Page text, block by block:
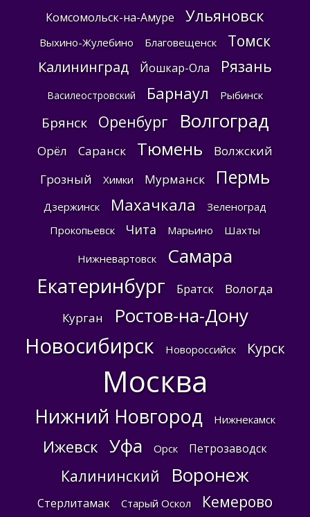
Комсомольск-на-Амуре Ульяновск
Выхино-Жулебино Благовещенск Томск
Калининград Йошкар-Ола Рязань
Василеостровский Барнаул Рыбинск
Брянск Оренбург Волгоград
Орёл Саранск Тюмень
Волжский
Грозный
Химки Мурманск Пермь
Дзержинск Махачкала
Зеленоград
Прокопьевск
Чита Марьино Шахты
Нижневартовск Самара
Екатеринбург Братск
Вологда
Курган
Ростов-на-Дону
Новосибирск Новороссийск Курск
Москва
Нижний Новгород Нижнекамск
Ижевск Уфа Орск Петрозаводск
Калининский Воронеж
Стерлитамак Старый Оскол
Кемерово